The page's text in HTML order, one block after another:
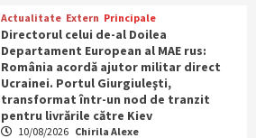
Actualitate Extern Principale
Directorul celui de-al Doilea
Departament European al MAE rus:
România acordă ajutor militar direct
Ucrainei. Portul Giurgiuleşti,
transformat într-un nod de tranzit
pentru livrările către Kiev
10/08/2026 Chirila Alexe